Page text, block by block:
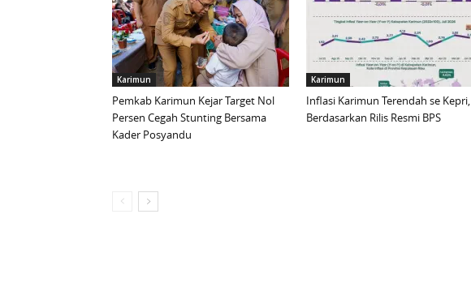
Karimun
Pemkab Karimun Kejar Target Nol
Persen Cegah Stunting Bersama
Kader Posyandu
Karimun
Inflasi Karimun Terendah se Kepri,
Berdasarkan Rilis Resmi BPS